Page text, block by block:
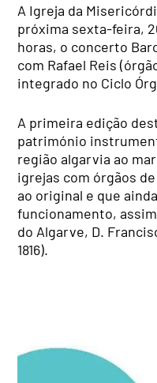
A Igreja da
próxima sexta-feira,
horas, o concerto
com Rafael Reis
integrado no Ciclo
A primeira edição
património
região algarvia ao
igrejas com órgãos
ao original e que
funcionamento,
do Algarve, D.
1816).